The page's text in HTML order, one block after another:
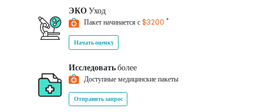
ЭКОУход
Пакет начинается с$3200 *
Начать оценку
Исследоватьболее
Доступные медицинские пакеты
Отправить запрос